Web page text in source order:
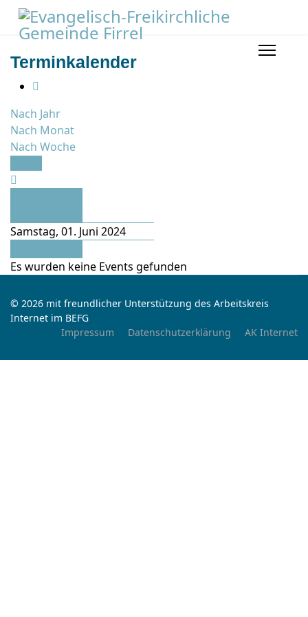
Terminkalender
Nach Jahr
Nach Monat
Nach Woche
Samstag, 01. Juni 2024
Es wurden keine Events gefunden
© 2026 mit freundlicher Unterstützung des Arbeitskreis
Internet im BEFG
Impressum
Datenschutzerklärung AK Internet